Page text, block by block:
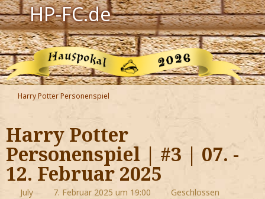
HP-FC.de
Navigation
Harry Potter
Der HP-FC
Hogwarts
Zauberwelt
Willkommen
Harry Potter Personenspiel
Harry Potter
Personenspiel | #3 | 07. -
12. Februar 2025
July 7. Februar 2025 um 19:00 Geschlossen